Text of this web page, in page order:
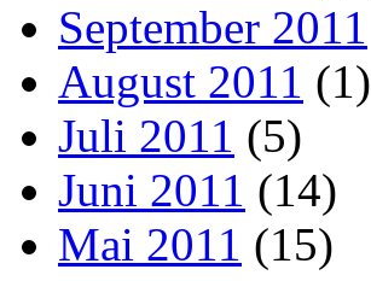
September 2011
August 2011 (1)
Juli 2011 (5)
Juni 2011 (14)
Mai 2011 (15)